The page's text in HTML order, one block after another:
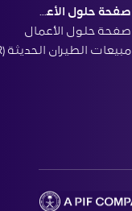
صفحة حلول الأعمال
صفحة حلول الأعمال
مبيعات الطيران الحديثة (MAR)